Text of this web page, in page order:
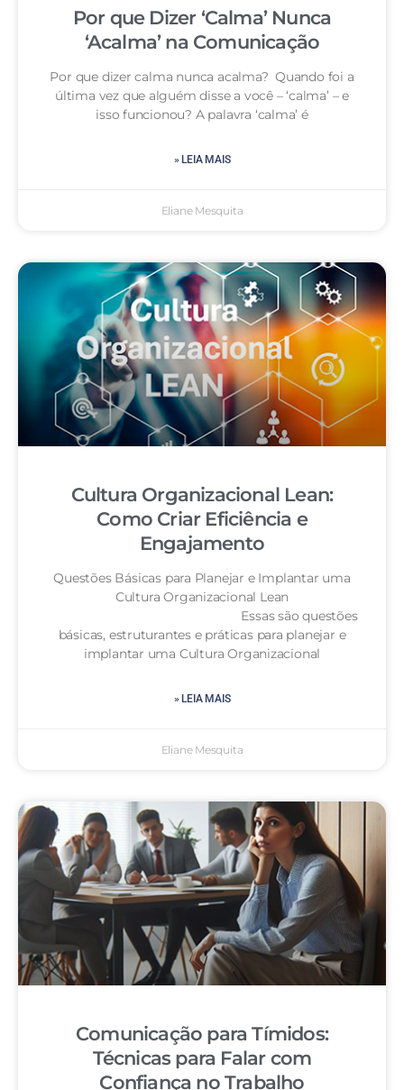
Por que Dizer ‘Calma’ Nunca
‘Acalma’ na Comunicação
Por que dizer calma nunca acalma? Quando foi a
última vez que alguém disse a você – ‘calma’ – e
isso funcionou? A palavra ‘calma’ é
» LEIA MAIS
Eliane Mesquita
Cultura Organizacional Lean:
Como Criar Eficiência e
Engajamento
Questões Básicas para Planejar e Implantar uma
Cultura Organizacional Lean
Essas são questões
básicas, estruturantes e práticas para planejar e
implantar uma Cultura Organizacional
» LEIA MAIS
Eliane Mesquita
Comunicação para Tímidos:
Técnicas para Falar com
Confiança no Trabalho